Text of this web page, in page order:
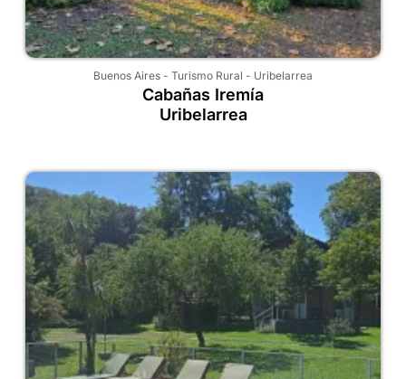
Buenos Aires - Turismo Rural - Uribelarrea
Cabañas Iremía
Uribelarrea